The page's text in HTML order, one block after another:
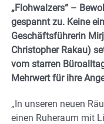
„Flohwalzers“ –
gespannt zu. Keine
Geschäftsführerin
Christopher Rakau)
vom starren
Mehrwert für ihre
„In unseren neuen
einen Ruheraum mit